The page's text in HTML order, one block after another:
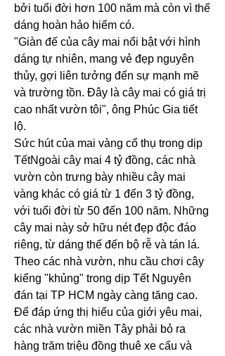
bởi tuổi đời hơn 100 năm mà còn vì thế
dáng hoàn hảo hiếm có.
"Giàn đế của cây mai nổi bật với hình
dáng tự nhiên, mang vẻ đẹp nguyên
thủy, gợi liên tưởng đến sự mạnh mẽ
và trường tồn. Đây là cây mai có giá trị
cao nhất vườn tôi", ông Phúc Gia tiết
lộ.
Sức hút của mai vàng cổ thụ trong dịp
TếtNgoài cây mai 4 tỷ đồng, các nhà
vườn còn trưng bày nhiều cây mai
vàng khác có giá từ 1 đến 3 tỷ đồng,
với tuổi đời từ 50 đến 100 năm. Những
cây mai này sở hữu nét đẹp độc đáo
riêng, từ dáng thế đến bộ rễ và tán lá.
Theo các nhà vườn, nhu cầu chơi cây
kiểng "khủng" trong dịp Tết Nguyên
đán tại TP HCM ngày càng tăng cao.
Để đáp ứng thị hiếu của giới yêu mai,
các nhà vườn miền Tây phải bỏ ra
hàng trăm triệu đồng thuê xe cẩu và